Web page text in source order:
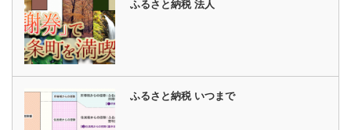
ふるさと納税 法人
ふるさと納税 いつまで